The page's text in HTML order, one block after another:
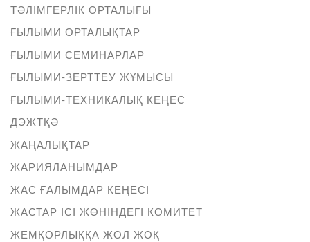
ТӘЛІМГЕРЛІК ОРТАЛЫҒЫ
ҒЫЛЫМИ ОРТАЛЫҚТАР
ҒЫЛЫМИ СЕМИНАРЛАР
ҒЫЛЫМИ-ЗЕРТТЕУ ЖҰМЫСЫ
ҒЫЛЫМИ-ТЕХНИКАЛЫҚ КЕҢЕС
ДЭЖТҚӘ
ЖАҢАЛЫҚТАР
ЖАРИЯЛАНЫМДАР
ЖАС ҒАЛЫМДАР КЕҢЕСІ
ЖАСТАР ІСІ ЖӨНІНДЕГІ КОМИТЕТ
ЖЕМҚОРЛЫҚҚА ЖОЛ ЖОҚ